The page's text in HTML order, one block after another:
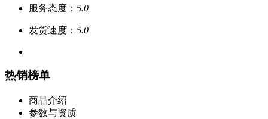
服务态度： 5.0
发货速度： 5.0
热销榜单
商品介绍
参数与资质